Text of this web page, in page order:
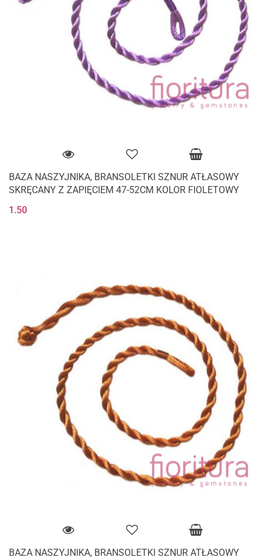
BAZA NASZYJNIKA, BRANSOLETKI SZNUR ATŁASOWY
SKRĘCANY Z ZAPIĘCIEM 47-52CM KOLOR FIOLETOWY
1.50
BAZA NASZYJNIKA, BRANSOLETKI SZNUR ATŁASOWY